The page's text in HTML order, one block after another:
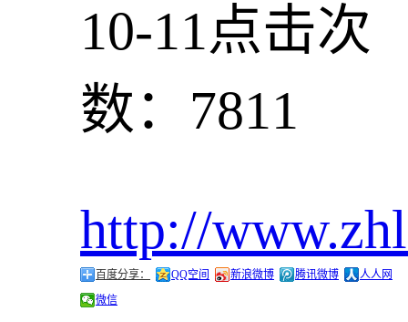
10-11点击次
数：7811
http://
百度分享： QQ空间 新浪微博 腾讯微博
人人网
微信